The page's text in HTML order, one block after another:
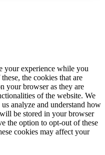
your experience while you
the cookies that are
your browser as they are
of the website. We
analyze and understand how
be stored in your browser
the option to opt-out of these
cookies may affect your